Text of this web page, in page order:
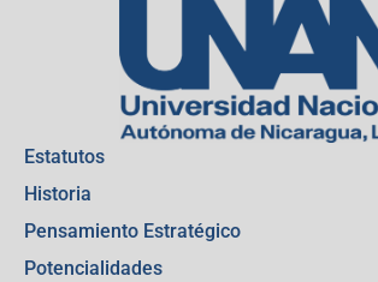
Estatutos
Historia
Pensamiento Estratégico
Potencialidades